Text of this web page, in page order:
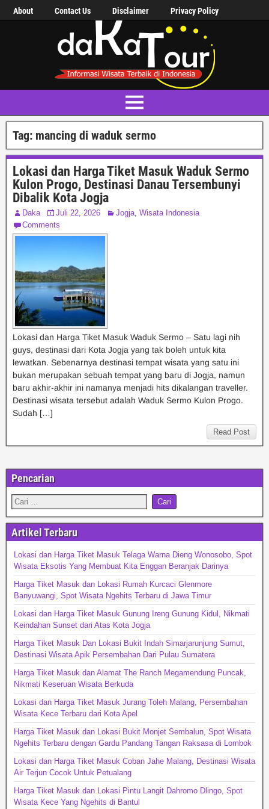
About Contact Us Disclaimer Privacy Policy
Tag: mancing di waduk sermo
Lokasi dan Harga Tiket Masuk Waduk Sermo
Kulon Progo, Destinasi Danau Tersembunyi
Dibalik Kota Jogja
Daka Juli 22, 2026 Jogja, Wisata Indonesia
Comments
Lokasi dan Harga Tiket Masuk Waduk Sermo – Satu lagi nih
guys, destinasi dari Kota Jogja yang tak boleh untuk kita
lewatkan. Sebenarnya destinasi tempat wisata yang satu ini
bukan merupakan sebuah tempat yang baru di Jogja, namun
baru akhir-akhir ini namanya menjadi hits dikalangan traveller.
Destinasi wisata tersebut adalah Waduk Sermo Kulon Progo.
Sudah […]
Read Post
Pencarian
Artikel Terbaru
Lokasi dan Harga Tiket Masuk Telaga Warna Dieng Wonosobo, Spot
Wisata Eksotis Yang Membuat Kita Enggan Beranjak Darinya
Harga Tiket Masuk dan Lokasi Rumah Kurcaci Glenmore
Banyuwangi, Spot Wisata Ngehits Terbaru di Jawa Timur
Lokasi dan Harga Tiket Masuk Gunung Ireng Gunung Kidul, Nikmati
Keindahan Sunset dari Atas Kota Jogja
Harga Tiket Masuk Dan Lokasi Bukit Indah Simarjarunjung Sumut,
Destinasi Wisata Apik Persembahan Dari Pulau Sumatera
Harga Tiket Masuk dan Alamat The Ranch Megamendung Puncak,
Nikmati Keseruan Wisata Berkuda
Lokasi dan Harga Tiket Masuk Jurang Toleh Malang, Persembahan
Wisata Kece Terbaru dari Kota Apel
Harga Tiket Masuk dan Lokasi Bukit Monjet Sembalun, Spot Wisata
Ngehits Terbaru dengan Gardu Pandang Tangan Raksasa di Lombok
Lokasi dan Harga Tiket Masuk Coban Jahe Malang, Destinasi Wisata
Air Terjun Cocok Untuk Petualang
Harga Tiket Masuk dan Lokasi Pintu Langit Dahromo Dlingo, Spot
Wisata Kece Yang Ngehits di Bantul